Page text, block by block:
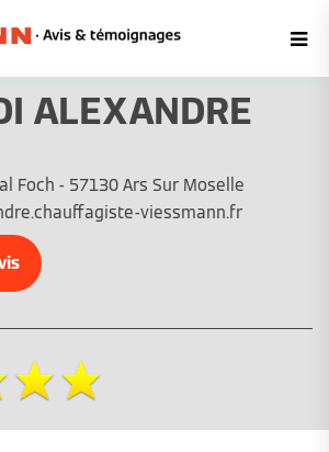
ALEXANDRE
Foch - 57130 Ars Sur Moselle
viessmann.fr